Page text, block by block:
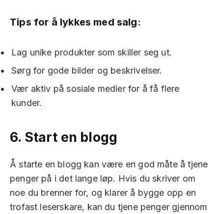
Tips for å lykkes med salg:
Lag unike produkter som skiller seg ut.
Sørg for gode bilder og beskrivelser.
Vær aktiv på sosiale medier for å få flere
kunder.
6. Start en blogg
Å starte en blogg kan være en god måte å tjene
penger på i det lange løp. Hvis du skriver om
noe du brenner for, og klarer å bygge opp en
trofast leserskare, kan du tjene penger gjennom